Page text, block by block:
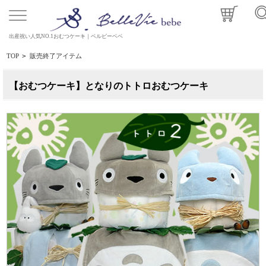
出産祝い人気NO.1おむつケーキ｜ベルビーベベ
TOP > 販売終了アイテム
【おむつケーキ】となりのトトロおむつケーキ